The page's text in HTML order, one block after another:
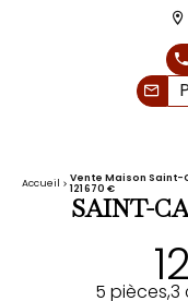
Accueil
Vente Maison Saint-
121 670 €
SAINT-
5 pièces,3